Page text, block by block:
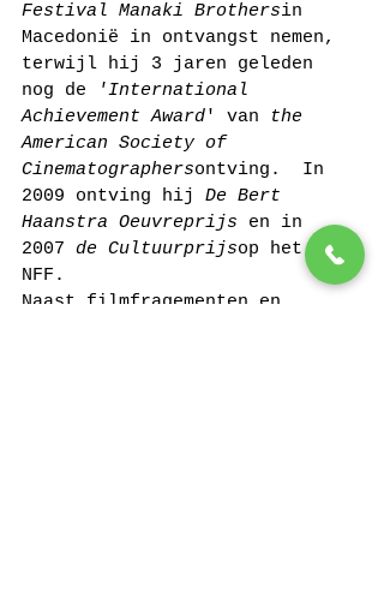
Festival Manaki Brothersin
Macedonië in ontvangst nemen,
terwijl hij 3 jaren geleden
nog de
'International
Achievement Award' van
the
American Society of
Cinematographersontving.  In
2009 ontving hij De Bert
Haanstra Oeuvreprijs en in
2007 de Cultuurprijsop het
NFF.
Naast filmfragementen en